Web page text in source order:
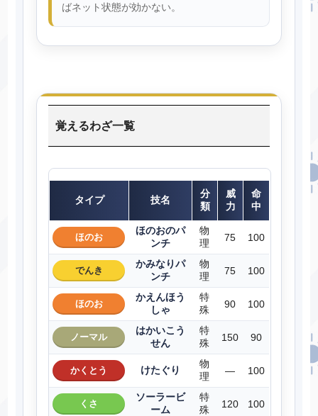
ばネット状態が効かない。
覚えるわざ一覧
タイプ 技名
分
類
威
力
命
中
ほのお
ほのおのパ
ンチ
物
理
75 100
でんき
かみなりパ
ンチ
物
理
75 100
ほのお
かえんほう
しゃ
特
殊
90 100
ノーマル
はかいこう
せん
特
殊
150 90
かくとう けたぐり
物
理
― 100
くさ
ソーラービ
ーム
特
殊
120 100